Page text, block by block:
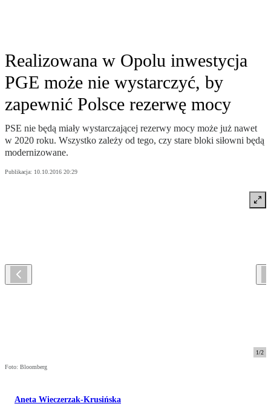
Realizowana w Opolu inwestycja
PGE może nie wystarczyć, by
zapewnić Polsce rezerwę mocy
PSE nie będą miały wystarczającej rezerwy mocy może już nawet
w 2020 roku. Wszystko zależy od tego, czy stare bloki siłowni będą
modernizowane.
Publikacja: 10.10.2016 20:29
1/2
Foto: Bloomberg
Aneta Wieczerzak-Krusińska